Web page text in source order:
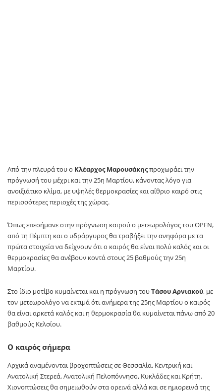
Από την πλευρά του ο Κλέαρχος Μαρουσάκηςπροχωράει την
πρόγνωσή του μέχρι και την 25η Μαρτίου, κάνοντας λόγο για
ανοιξιάτικο κλίμα, με υψηλές θερμοκρασίες και αίθριο καιρό στις
περισσότερες περιοχές της χώρας.
Όπως επεσήμανε στην πρόγνωση καιρού ο μετεωρολόγος του OPEN,
από τη Πέμπτη και ο υδράργυρος θα τραβήξει την ανηφόρα με τα
πρώτα στοιχεία να δείχνουν ότι ο καιρός θα είναι πολύ καλός και οι
θερμοκρασίες θα ανέβουν κοντά στους 25 βαθμούς την 25η
Μαρτίου.
Στο ίδιο μοτίβο κυμαίνεται και η πρόγνωση τουΤάσου Αρνιακού, με
τον μετεωρολόγο να εκτιμά ότι ανήμερα της 25ης Μαρτίου ο καιρός
θα είναι αρκετά καλός και η θερμοκρασία θα κυμαίνεται πάνω από 20
βαθμούς Κελσίου.
Ο καιρός σήμερα
Aρχικά αναμένονται βροχοπτώσεις σε Θεσσαλία, Κεντρική και
Ανατολική Στερεά, Ανατολική Πελοπόννησο, Κυκλάδες και Κρήτη.
Χιονοπτώσεις θα σημειωθούν στα ορεινά αλλά και σε ημιορεινά της